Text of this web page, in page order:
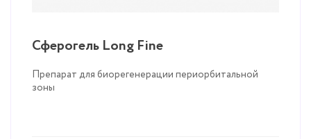
Сферогель Long Fine
Препарат для биорегенерации периорбитальной
зоны